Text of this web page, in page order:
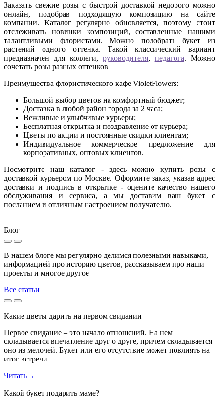
Заказать свежие розы с быстрой доставкой недорого можно
онлайн, подобрав подходящую композицию на сайте
компании. Каталог регулярно обновляется, поэтому стоит
отслеживать новинки композиций, составленные нашими
талантливыми флористами. Можно подобрать букет из
растений одного оттенка. Такой классический вариант
предназначен для коллеги,руководителя, педагога. Можно
сочетать розы разных оттенков.
Преимущества флористического кафе VioletFlowers:
Большой выбор цветов на комфортный бюджет;
Доставка в любой район города за 2 часа;
Вежливые и улыбчивые курьеры;
Бесплатная открытка и поздравление от курьера;
Цветы по акции и постоянные скидки клиентам;
Индивидуальное коммерческое предложение для
корпоративных, оптовых клиентов.
Посмотрите наш каталог - здесь можно купить розы с
доставкой курьером по Москве. Оформите заказ, указав адрес
доставки и подпись в открытке - оцените качество нашего
обслуживания и сервиса, а мы доставим ваш букет с
посланием и отличным настроением получателю.
Блог
В нашем блоге мы регулярно делимся полезными навыками,
информацией про историю цветов, рассказываем про наши
проекты и многое другое
Все статьи
Какие цветы дарить на первом свидании
Первое свидание – это начало отношений. На нем
складывается впечатление друг о друге, причем складывается
оно из мелочей. Букет или его отсутствие может повлиять на
итог встречи.
Читать→
Какой букет подарить маме?